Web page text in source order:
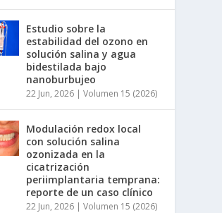
Estudio sobre la
estabilidad del ozono en
solución salina y agua
bidestilada bajo
nanoburbujeo
22 Jun, 2026 |Volumen 15 (2026)
Modulación redox local
con solución salina
ozonizada en la
cicatrización
periimplantaria temprana:
reporte de un caso clínico
22 Jun, 2026 |Volumen 15 (2026)